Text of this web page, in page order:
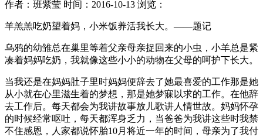
作者：班紫莹 时间：2016-10-13 浏览：
羊羔羔吃奶望着妈，小米饭养活我长大。——题记
乌鸦的幼雏总在巢里等着父亲母亲捉回来的小虫，小羊总是紧
凑着妈妈吃奶，我就像这些小小的动物在父母的呵护下长大。
当我还是在妈妈肚子里时妈妈便辞去了她最喜爱的工作那是她
从小就在心里滋生着的梦想，那是她梦寐以求的工作。在他辞
去工作后。每天都会为我讲故事放儿歌讲人情世故。妈妈怀孕
的时候经常呕吐，每天都浑身乏力，当爸爸为我讲这些时我禁
不住感恩，人家都说怀胎10月将近一年的时间，母亲为了我付